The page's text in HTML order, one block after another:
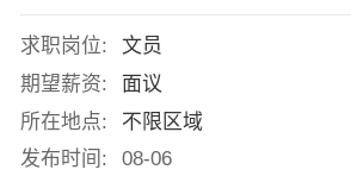
求职岗位:
文员
期望薪资:
面议
所在地点:
不限区域
发布时间:
08-06